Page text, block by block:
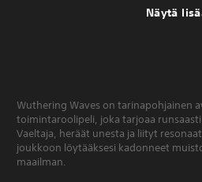
Näytä
Wuthering Waves on tarinapohjainen
toimintaroolipeli, joka tarjoaa
Vaeltaja, heräät unesta ja liityt
joukkoon löytääksesi kadonneet
maailman.